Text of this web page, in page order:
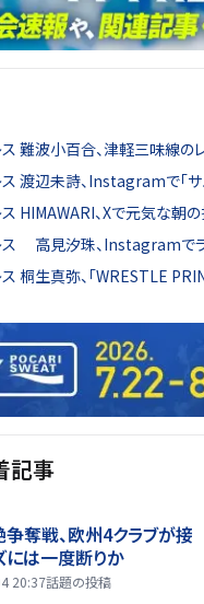
ス 難波小百合、津軽三味線の
渡辺未詩、Instagramで「サ
ス HIMAWARI、Xで元気な朝
ス 高見汐珠、Instagramで
桐生真弥、「WRESTLE
記事
奪戦、欧州4クラブが接
には一度断りか
20:37話題の投稿